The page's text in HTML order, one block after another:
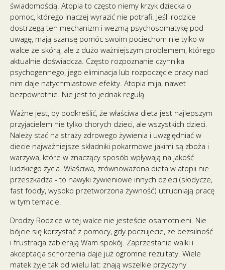
świadomością. Atopia to często niemy krzyk dziecka o
pomoc, którego inaczej wyrazić nie potrafi. Jeśli rodzice
dostrzegą ten mechanizm i wezmą psychosomatykę pod
uwagę, mają szansę pomóc swoim pociechom nie tylko w
walce ze skórą, ale z dużo ważniejszym problemem, którego
aktualnie doświadcza. Często rozpoznanie czynnika
psychogennego, jego eliminacja lub rozpoczęcie pracy nad
nim daje natychmiastowe efekty. Atopia mija, nawet
bezpowrotnie. Nie jest to jednak regułą.
Ważne jest, by podkreślić, że właściwa dieta jest najlepszym
przyjacielem nie tylko chorych dzieci, ale wszystkich dzieci.
Należy stać na straży zdrowego żywienia i uwzględniać w
diecie najważniejsze składniki pokarmowe jakimi są zboża i
warzywa, które w znaczący sposób wpływają na jakość
ludzkiego życia. Właściwa, zrównoważona dieta w atopii nie
przeszkadza - to nawyki żywieniowe innych dzieci (słodycze,
fast foody, wysoko przetworzona żywność) utrudniają pracę
w tym temacie.
Drodzy Rodzice w tej walce nie jesteście osamotnieni. Nie
bójcie się korzystać z pomocy, gdy poczujecie, że bezsilność
i frustracja zabierają Wam spokój. Zaprzestanie walki i
akceptacja schorzenia daje już ogromne rezultaty. Wiele
matek żyje tak od wielu lat: znają wszelkie przyczyny